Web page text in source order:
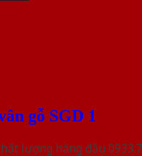
gỗ SGD 1